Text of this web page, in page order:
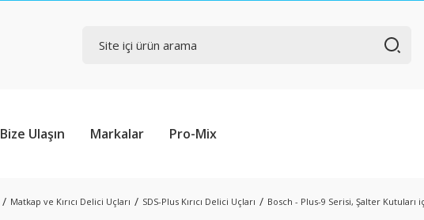
Bize Ulaşın Markalar Pro-Mix
Matkap ve Kırıcı Delici Uçları SDS-Plus Kırıcı Delici Uçları Bosch - Plus-9 Serisi, Şalter Kutuları